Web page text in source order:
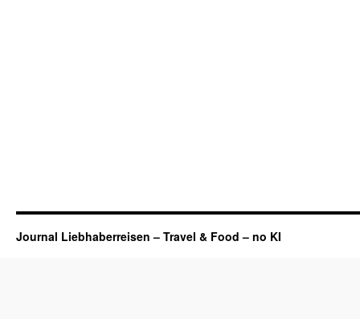
Journal Liebhaberreisen – Travel & Food – no KI